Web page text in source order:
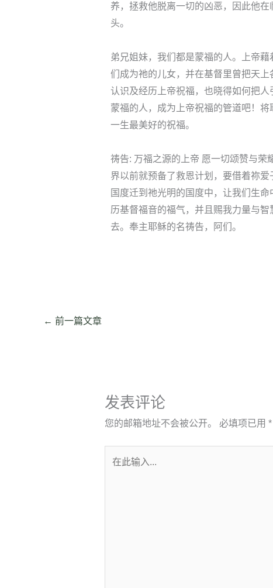
养，拯救他脱离一切的凶恶，因此他
头。
弟兄姐妹，我们都是蒙福的人。上帝
们成为祂的儿女，并在基督里曾把天
认识及经历上帝祝福，也晓得如何把
蒙福的人，成为上帝祝福的管道吧！
一生最美好的祝福。
祷告: 万福之源的上帝 愿一切颂赞与荣
界以前就预备了救恩计划，要借着祢
国度迁到祂光明的国度中，让我们生
历基督福音的福气，并且赐我力量与
去。奉主耶稣的名祷告，阿们。
← 前一篇文章
发表评论
您的邮箱地址不会被公开。 必填项已用 *